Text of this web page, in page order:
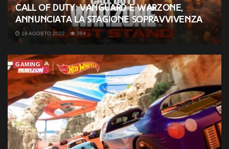
Call of Duty: Vanguard e Warzone,
annunciata la stagione Sopravvivenza
19 AGOSTO 2022 364
GAMING